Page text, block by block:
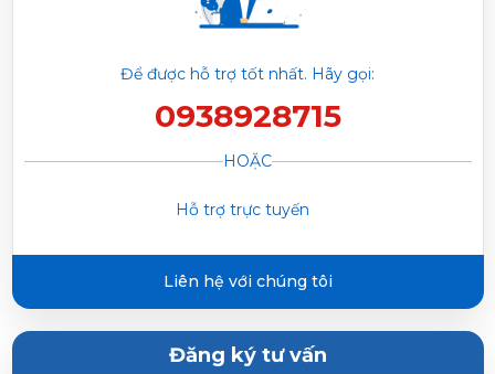
BI 2.0HP Inverter
RTV18-TC-BI 2.0HP Inverter
RTV18-TC-BI 2.0HP Inverter
Để được hỗ trợ tốt nhất. Hãy gọi:
0938928715
HOẶC
Hỗ trợ trực tuyến
Liên hệ với chúng tôi
Đăng ký tư vấn